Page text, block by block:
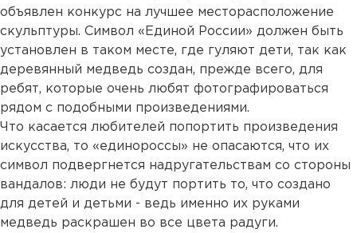
объявлен конкурс на лучшее месторасположение
скульптуры. Символ «Единой России» должен быть
установлен в таком месте, где гуляют дети, так как
деревянный медведь создан, прежде всего, для
ребят, которые очень любят фотографироваться
рядом с подобными произведениями.
Что касается любителей попортить произведения
искусства, то «единороссы» не опасаются, что их
символ подвергнется надругательствам со стороны
вандалов: люди не будут портить то, что создано
для детей и детьми - ведь именно их руками
медведь раскрашен во все цвета радуги.